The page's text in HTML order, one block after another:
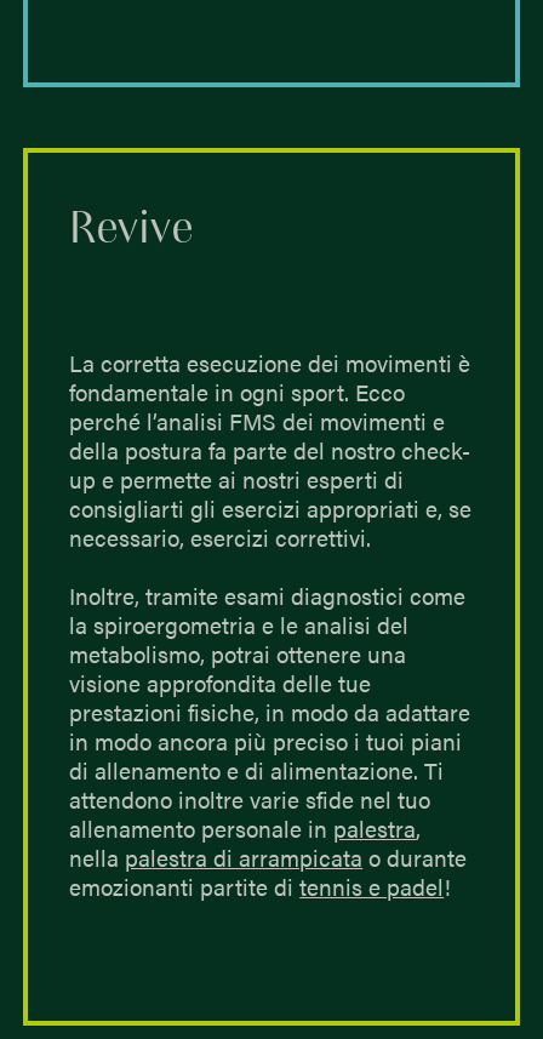
Revive
La corretta esecuzione dei movimenti è
fondamentale in ogni sport. Ecco
perché l’analisi FMS dei movimenti e
della postura fa parte del nostro check-
up e permette ai nostri esperti di
consigliarti gli esercizi appropriati e, se
necessario, esercizi correttivi.
Inoltre, tramite esami diagnostici come
la spiroergometria e le analisi del
metabolismo, potrai ottenere una
visione approfondita delle tue
prestazioni fisiche, in modo da adattare
in modo ancora più preciso i tuoi piani
di allenamento e di alimentazione. Ti
attendono inoltre varie sfide nel tuo
allenamento personale in palestra,
nella palestra di arrampicata o durante
emozionanti partite ditennis e padel!